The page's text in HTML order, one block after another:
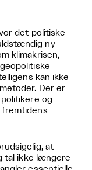
det politiske
ny
klimakrisen,
kan ikke
Der er
og
at
tal ikke længere